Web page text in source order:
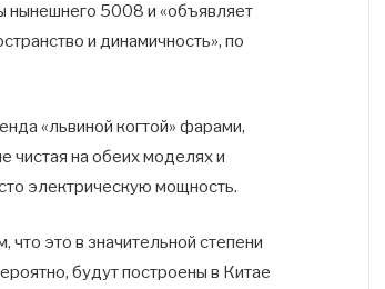
нынешнего 5008 и «объявляет
и динамичность», по
«львиной когтой» фарами,
чистая на обеих моделях и
электрическую мощность.
это в значительной степени
будут построены в Китае